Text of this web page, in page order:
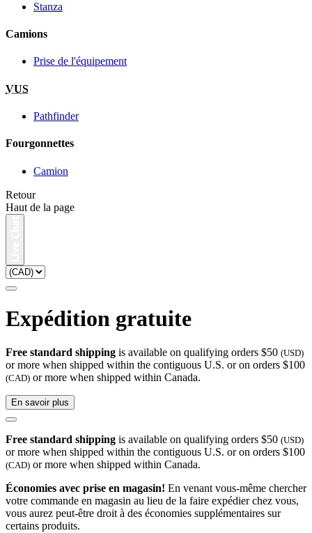
Stanza
Camions
Prise de l'équipement
VUS
Pathfinder
Fourgonnettes
Camion
Retour
Haut de la page
Expédition gratuite
Free standard shipping is available on qualifying orders $50 (USD)
or more when shipped within the contiguous U.S. or on orders $100
(CAD) or more when shipped within Canada.
En savoir plus
Free standard shipping is available on qualifying orders $50 (USD)
or more when shipped within the contiguous U.S. or on orders $100
(CAD) or more when shipped within Canada.
Économies avec prise en magasin! En venant vous-même chercher
votre commande en magasin au lieu de la faire expédier chez vous,
vous aurez peut-être droit à des économies supplémentaires sur
certains produits.